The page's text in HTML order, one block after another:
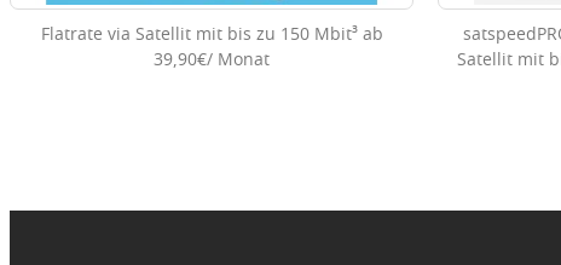
Flatrate via Satellit mit bis zu 150 Mbit³ ab
39,90€/ Monat
Satellit mit